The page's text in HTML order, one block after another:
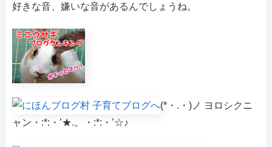
好きな音、嫌いな音があるんでしょうね。
(*・.・)ノ ヨロシクニ
ャン・:*:・’★.。・:*:・’☆♪